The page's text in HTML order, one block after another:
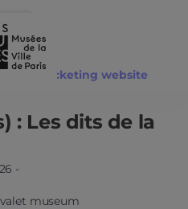
ticketing website
: Les dits de la
museum